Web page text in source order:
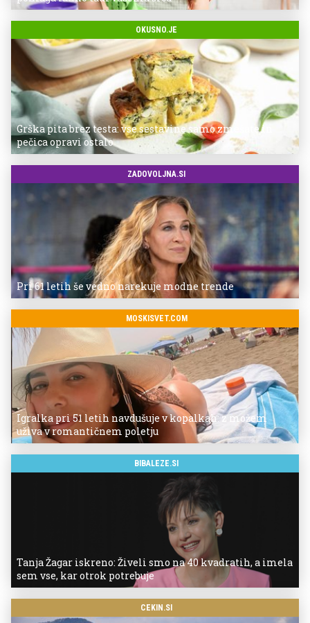
OKUSNO.JE
Grška pita brez testa: vse sestavine samo zmešate in
pečica opravi ostalo
ZADOVOLJNA.SI
Pri 61 letih še vedno narekuje modne trende
MOSKISVET.COM
Igralka pri 51 letih navdušuje v kopalkah: z možem
uživa v romantičnem poletju
BIBALEZE.SI
Tanja Žagar iskreno: Živeli smo na 40 kvadratih, a imela
sem vse, kar otrok potrebuje
CEKIN.SI